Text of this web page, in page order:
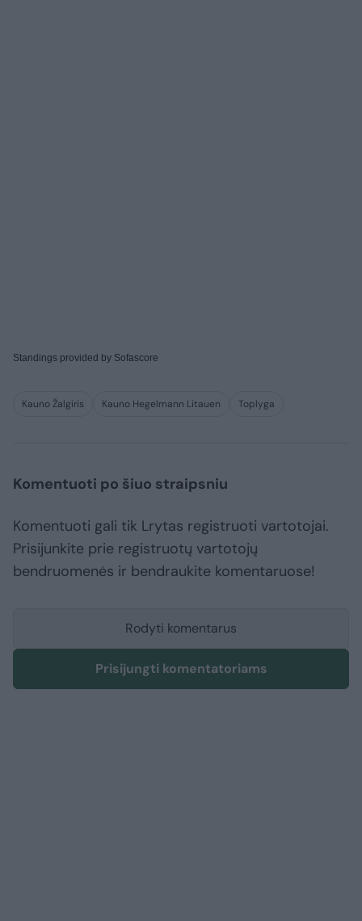
Standings provided by Sofascore
Kauno Žalgiris Kauno Hegelmann Litauen Toplyga
Komentuoti po šiuo straipsniu
Komentuoti gali tik Lrytas registruoti vartotojai.
Prisijunkite prie registruotų vartotojų
bendruomenės ir bendraukite komentaruose!
Rodyti komentarus
Prisijungti komentatoriams